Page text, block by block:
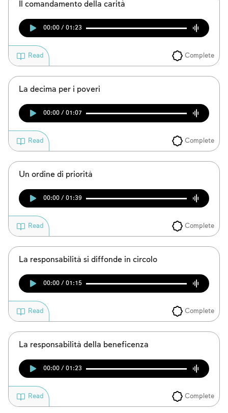
Il comandamento della carità
00:00 / 01:23
Complete
Read
La decima per i poveri
00:00 / 01:07
Complete
Read
Un ordine di priorità
00:00 / 01:39
Complete
Read
La responsabilità si diffonde in circolo
00:00 / 01:15
Complete
Read
La responsabilità della beneficenza
00:00 / 01:23
Complete
Read